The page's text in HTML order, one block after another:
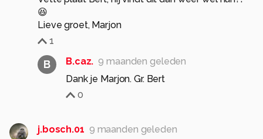
😆
Lieve groet, Marjon
1
B B.caz. 9 maanden geleden
Dank je Marjon. Gr. Bert
0
j.bosch.01 9 maanden geleden